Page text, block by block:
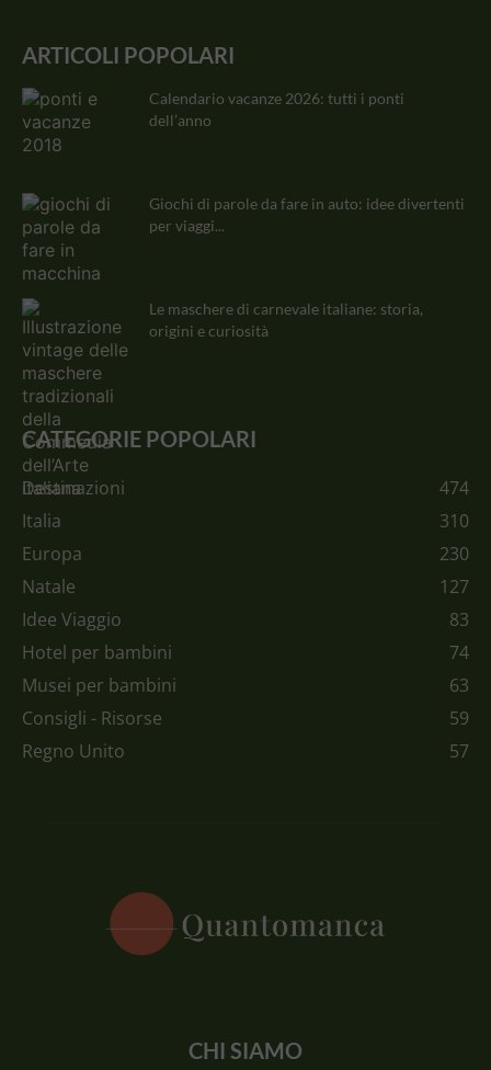
ARTICOLI POPOLARI
Calendario vacanze 2026: tutti i ponti
dell’anno
Giochi di parole da fare in auto: idee divertenti
per viaggi...
Le maschere di carnevale italiane: storia,
origini e curiosità
CATEGORIE POPOLARI
Destinazioni
474
Italia
310
Europa
230
Natale
127
Idee Viaggio
83
Hotel per bambini
74
Musei per bambini
63
Consigli - Risorse
59
Regno Unito
57
CHI SIAMO